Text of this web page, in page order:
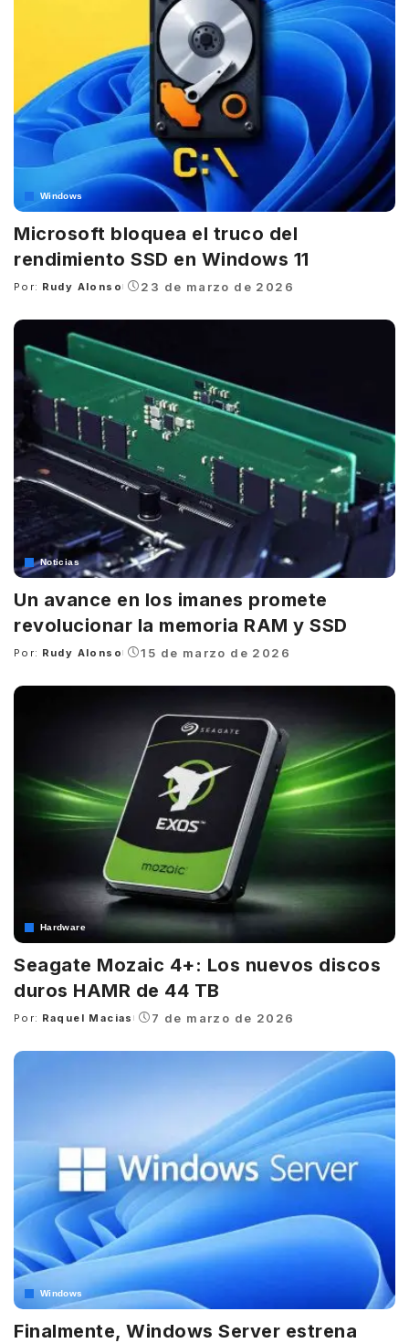
Windows
Microsoft bloquea el truco del
rendimiento SSD en Windows 11
Posted
Por: Rudy Alonso 23 de marzo de 2026
Noticias
Un avance en los imanes promete
revolucionar la memoria RAM y SSD
Posted
Por: Rudy Alonso 15 de marzo de 2026
Hardware
Seagate Mozaic 4+: Los nuevos discos
duros HAMR de 44 TB
Posted
Por: Raquel Macias 7 de marzo de 2026
Windows
Finalmente, Windows Server estrena